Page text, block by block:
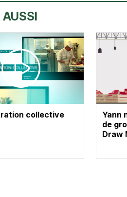
AUSSI
collective
Yann
de
Draw